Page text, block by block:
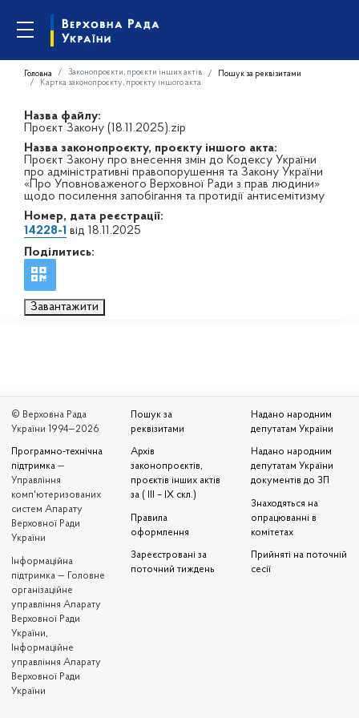
Головна Законопроєкти, проєкти інших актів
Пошук за реквізитами
Картка законопроєкту, проєкту іншого акта
Назва файлу:
Проєкт Закону (18.11.2025).zip
Назва законопроєкту, проєкту іншого акта:
Проєкт Закону про внесення змін до Кодексу України
про адміністративні правопорушення та Закону України
«Про Уповноваженого Верховної Ради з прав людини»
щодо посилення запобігання та протидії антисемітизму
Номер, дата реєстрації:
14228-1 від 18.11.2025
Поділитись:
Завантажити
© Верховна Рада
України 1994—2026
Програмно-технічна
підтримка —
Управління
комп'ютеризованих
систем Апарату
Верховної Ради
України
Iнформаційна
підтримка — Головне
організаційне
управління Апарату
Верховної Ради
України,
Інформаційне
управління Апарату
Верховної Ради
України
Пошук за
реквізитами
Архів
законопроєктів,
проєктів інших актів
за ( III – IX скл.)
Правила
оформлення
Зареєстровані за
поточний тиждень
Надано народним
депутатам України
Надано народним
депутатам України
документів до ЗП
Знаходяться на
опрацюванні в
комітетах
Прийняті на поточній
сесії